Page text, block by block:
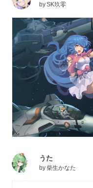
bySK玖零
うた
by柴生かなた